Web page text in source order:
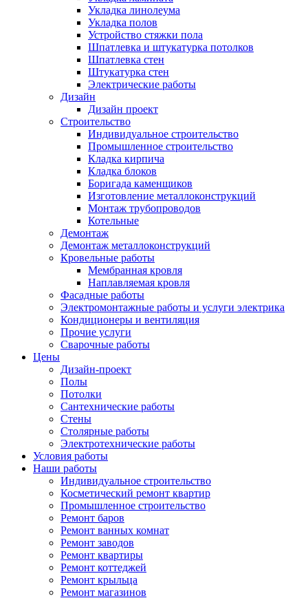
Укладка линолеума
Укладка полов
Устройство стяжки пола
Шпатлевка и штукатурка потолков
Шпатлевка стен
Штукатурка стен
Электрические работы
Дизайн
Дизайн проект
Строительство
Индивидуальное строительство
Промышленное строительство
Кладка кирпича
Кладка блоков
Боригада каменщиков
Изготовление металлоконструкций
Монтаж трубопроводов
Котельные
Демонтаж
Демонтаж металлоконструкций
Кровельные работы
Мембранная кровля
Наплавляемая кровля
Фасадные работы
Электромонтажные работы и услуги электрика
Кондиционеры и вентиляция
Прочие услуги
Сварочные работы
Цены
Дизайн-проект
Полы
Потолки
Сантехнические работы
Стены
Столярные работы
Электротехнические работы
Условия работы
Наши работы
Индивидуальное строительство
Косметический ремонт квартир
Промышленное строительство
Ремонт баров
Ремонт ванных комнат
Ремонт заводов
Ремонт квартиры
Ремонт коттеджей
Ремонт крыльца
Ремонт магазинов